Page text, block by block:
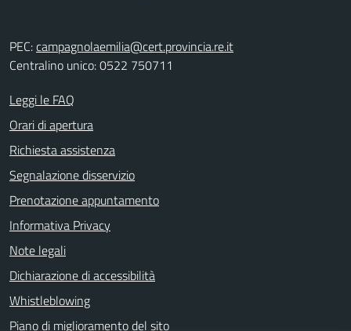
PEC:campagnolaemilia@cert.provincia.re.it
Centralino unico: 0522 750711
Leggi le FAQ
Orari di apertura
Richiesta assistenza
Segnalazione disservizio
Prenotazione appuntamento
Informativa Privacy
Note legali
Dichiarazione di accessibilità
Whistleblowing
Piano di miglioramento del sito